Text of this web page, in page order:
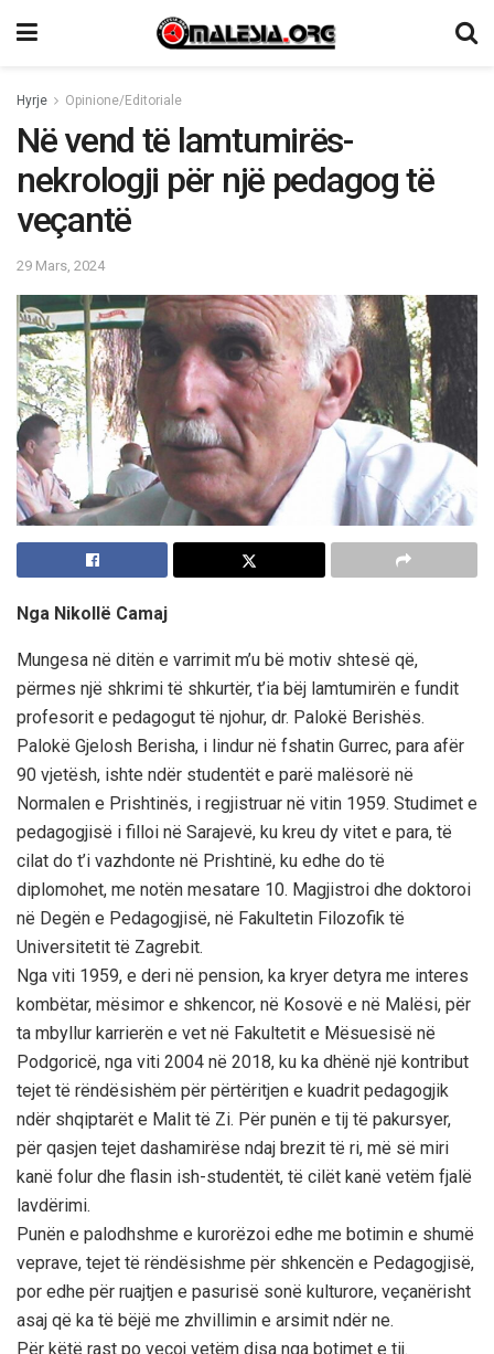
Hyrje Opinione/Editoriale
Në vend të lamtumirës-
nekrologji për një pedagog të
veçantë
29 Mars, 2024
Nga Nikollë Camaj
Mungesa në ditën e varrimit m’u bë motiv shtesë që,
përmes një shkrimi të shkurtër, t’ia bëj lamtumirën e fundit
profesorit e pedagogut të njohur, dr. Palokë Berishës.
Palokë Gjelosh Berisha, i lindur në fshatin Gurrec, para afër
90 vjetësh, ishte ndër studentët e parë malësorë në
Normalen e Prishtinës, i regjistruar në vitin 1959. Studimet e
pedagogjisë i filloi në Sarajevë, ku kreu dy vitet e para, të
cilat do t’i vazhdonte në Prishtinë, ku edhe do të
diplomohet, me notën mesatare 10. Magjistroi dhe doktoroi
në Degën e Pedagogjisë, në Fakultetin Filozofik të
Universitetit të Zagrebit.
Nga viti 1959, e deri në pension, ka kryer detyra me interes
kombëtar, mësimor e shkencor, në Kosovë e në Malësi, për
ta mbyllur karrierën e vet në Fakultetit e Mësuesisë në
Podgoricë, nga viti 2004 në 2018, ku ka dhënë një kontribut
tejet të rëndësishëm për përtëritjen e kuadrit pedagogjik
ndër shqiptarët e Malit të Zi. Për punën e tij të pakursyer,
për qasjen tejet dashamirëse ndaj brezit të ri, më së miri
kanë folur dhe flasin ish-studentët, të cilët kanë vetëm fjalë
lavdërimi.
Punën e palodhshme e kurorëzoi edhe me botimin e shumë
veprave, tejet të rëndësishme për shkencën e Pedagogjisë,
por edhe për ruajtjen e pasurisë sonë kulturore, veçanërisht
asaj që ka të bëjë me zhvillimin e arsimit ndër ne.
Për këtë rast po veçoj vetëm disa nga botimet e tij.